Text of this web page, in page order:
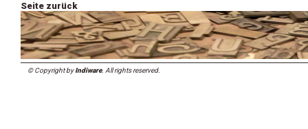
Seite zurück
© Copyright byIndiware. All rights reserved.